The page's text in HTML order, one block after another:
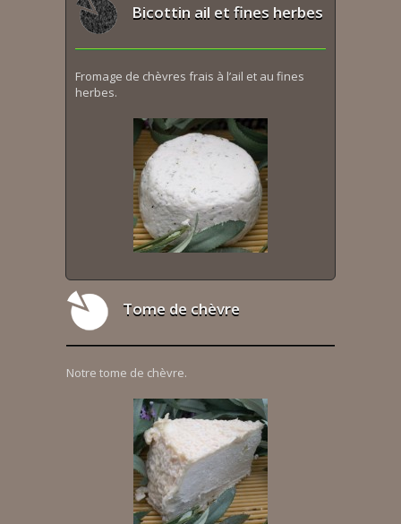
Bicottin ail et fines herbes
Fromage de chèvres frais à l’ail et au fines
herbes.
Tome de chèvre
Notre tome de chèvre.